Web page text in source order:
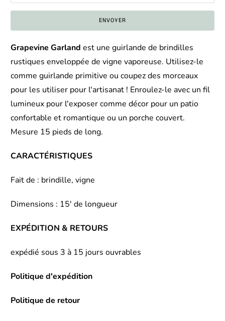
t
c
t
e
z
-
m
o
i
o
q
e
e
p
o
Grapevine Garland est une guirlande de brindilles
rustiques enveloppée de vigne vaporeuse. Utilisez-le
comme guirlande primitive ou coupez des morceaux
pour les utiliser pour l'artisanat ! Enroulez-le avec un fil
lumineux pour l'exposer comme décor pour un patio
confortable et romantique ou un porche couvert.
Mesure 15 pieds de long.
CARACTÉRISTIQUES
Fait de : brindille, vigne
Dimensions : 15' de longueur
EXPÉDITION & RETOURS
expédié sous 3 à 15 jours ouvrables
Politique d'expédition
Politique de retour